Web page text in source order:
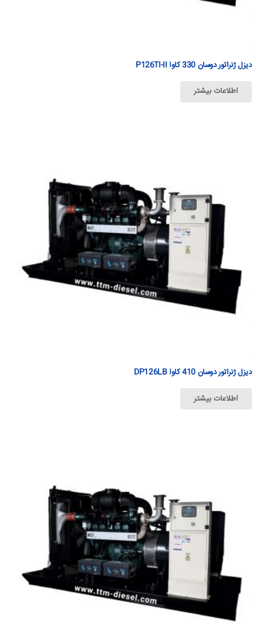
دیزل ژنراتور دوسان 330 كاوآ P126TI-II
اطلاعات بیشتر
دیزل ژنراتور دوسان 410 كاوآ DP126LB
اطلاعات بیشتر